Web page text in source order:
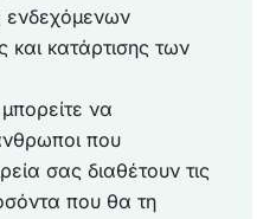
ενδεχόμενων
κατάρτισης των
να
που
σας διαθέτουν τις
που θα τη